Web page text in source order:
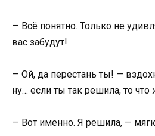
— Всё понятно. Только не
вас забудут!
— Ой, да перестань ты! —
ну… если ты так решила, то что
— Вот именно. Я решила, —